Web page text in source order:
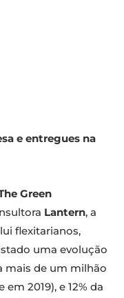
e entregues na
Green
Lantern, a
flexitarianos,
uma evolução
mais de um milhão
2019), e 12% da